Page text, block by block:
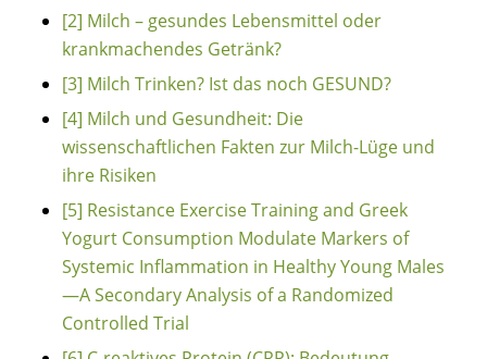
[2] Milch – gesundes Lebensmittel oder
krankmachendes Getränk?
[3] Milch Trinken? Ist das noch GESUND?
[4] Milch und Gesundheit: Die
wissenschaftlichen Fakten zur Milch-Lüge und
ihre Risiken
[5] Resistance Exercise Training and Greek
Yogurt Consumption Modulate Markers of
Systemic Inflammation in Healthy Young Males
—A Secondary Analysis of a Randomized
Controlled Trial